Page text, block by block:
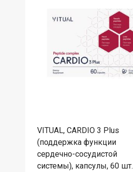
VITUAL, CARDIO 3 Plus
(поддержка функции
сердечно-сосудистой
системы), капсулы, 60 шт.